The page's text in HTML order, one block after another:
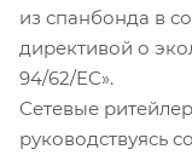
из спанбонда в
директивой о
94/62/EC».
Сетевые
руководствуясь